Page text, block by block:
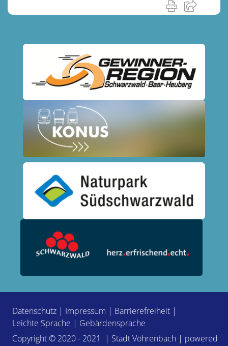
Datenschutz | Impressum | Barrierefreiheit |
Leichte Sprache | Gebärdensprache
Copyright © 2020 - 2021 | Stadt Vöhrenbach | powered